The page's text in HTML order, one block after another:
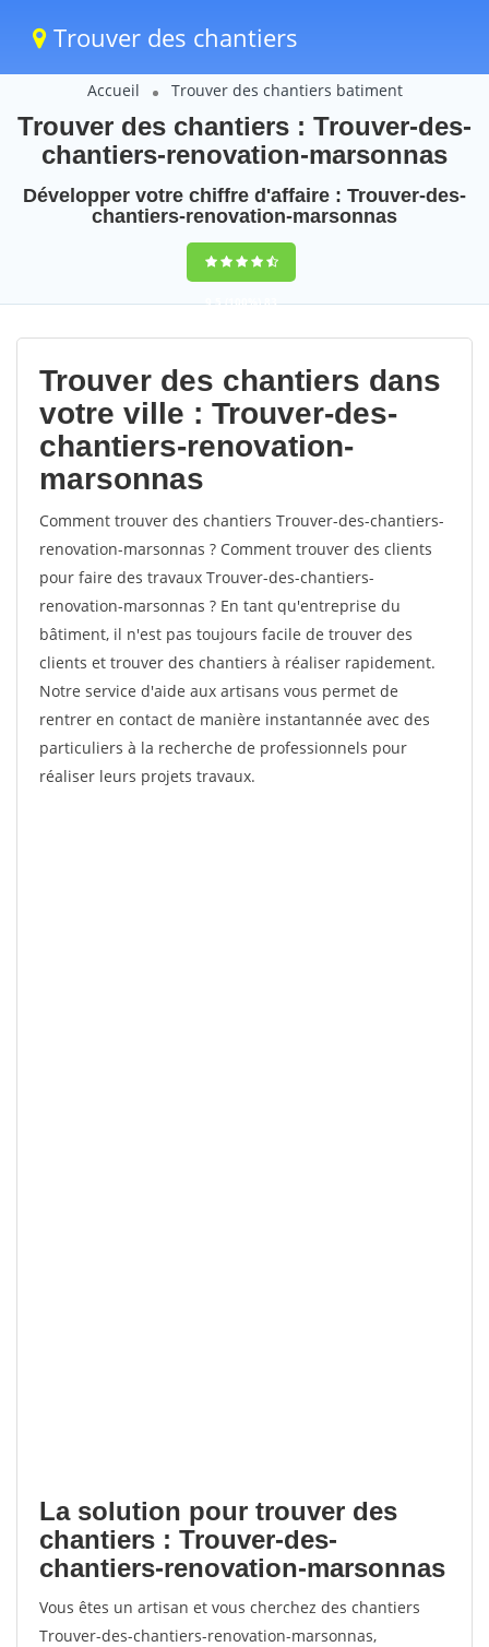
Trouver des chantiers
Accueil Trouver des chantiers batiment
Trouver des chantiers : Trouver-des-
chantiers-renovation-marsonnas
Développer votre chiffre d'affaire : Trouver-des-
chantiers-renovation-marsonnas
9,5(100%)83
votes
Trouver des chantiers dans
votre ville : Trouver-des-
chantiers-renovation-
marsonnas
Comment trouver des chantiers Trouver-des-chantiers-
renovation-marsonnas ? Comment trouver des clients
pour faire des travaux Trouver-des-chantiers-
renovation-marsonnas ? En tant qu'entreprise du
bâtiment, il n'est pas toujours facile de trouver des
clients et trouver des chantiers à réaliser rapidement.
Notre service d'aide aux artisans vous permet de
rentrer en contact de manière instantannée avec des
particuliers à la recherche de professionnels pour
réaliser leurs projets travaux.
La solution pour trouver des
chantiers : Trouver-des-
chantiers-renovation-marsonnas
Vous êtes un artisan et vous cherchez des chantiers
Trouver-des-chantiers-renovation-marsonnas,